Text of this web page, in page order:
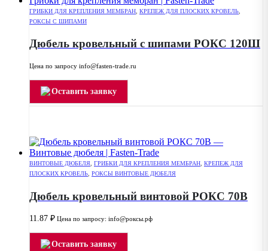
ГРИБКИ ДЛЯ КРЕПЛЕНИЯ МЕМБРАН КРЕПЕЖ ДЛЯ ПЛОСКИХ КРОВЕЛЬ
РОКСЫ С ШИПАМИ
Дюбель кровельный с шипами РОКС 120Ш
Цена по запросу info@fasten-trade.ru
Оставить заявку
ВИНТОВЫЕ ДЮБЕЛЯ ГРИБКИ ДЛЯ КРЕПЛЕНИЯ МЕМБРАН КРЕПЕЖ ДЛЯ
ПЛОСКИХ КРОВЕЛЬ РОКСЫ ВИНТОВЫЕ ДЮБЕЛЯ
Дюбель кровельный винтовой РОКС 70В
11.87 ₽ Цена по запросу: info@роксы.рф
Оставить заявку